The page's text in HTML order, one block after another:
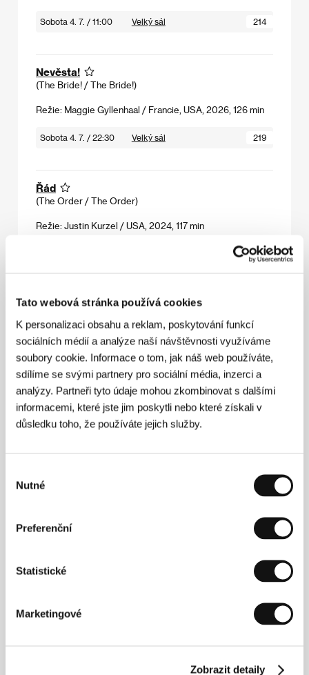
Tato webová stránka používá cookies
K personalizaci obsahu a reklam, poskytování funkcí
sociálních médií a analýze naší návštěvnosti využíváme
soubory cookie. Informace o tom, jak náš web používáte,
sdílíme se svými partnery pro sociální média, inzerci a
analýzy. Partneři tyto údaje mohou zkombinovat s dalšími
informacemi, které jste jim poskytli nebo které získali v
důsledku toho, že používáte jejich služby.
souhlasu
Nutné
Preferenční
Statistické
Marketingové
Zobrazit detaily
Sobota 4. 7. / 11:00 Velký sál 214
Nevěsta!
(The Bride! / The Bride!)
Režie: Maggie Gyllenhaal / Francie, USA, 2026, 126 min
Sobota 4. 7. / 22:30 Velký sál 219
Řád
(The Order / The Order)
Režie: Justin Kurzel / USA, 2024, 117 min
5P3
Špinavé ulice
Režie: Martin Scorsese / USA, 1973, 112 min
Neděle 5. 7. / 22:30 319
Tři barvy: Modrá
(Three Colors: Blue / Trois couleurs: Bleu)
814
7D5